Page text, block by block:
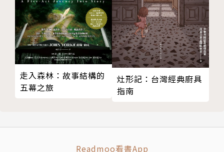
到極致；盛名底下的小縫隙中，還躲藏著各式各樣細微
的情緒——壓抑、疑懼、沮喪、虛懷、狂烈、欲求而不
得——這些是每個創作者都有過的私密時刻，於外卻不
一定看得到。於外，鄭問心中的英雄是堅持、有道理、
有禮貌。在每個他露臉的公開影像紀錄中，你果真看到
一位謙虛有禮的漫畫家，那是他要求自己的理想典範，
卻何嘗不是一個枷鎖？諸多看似背反的、矛盾的東西，
向前、向前、向前走。
走入森林：故事結構的
五幕之旅
灶形記：台灣經典廚具
指南
Readmoo看書App